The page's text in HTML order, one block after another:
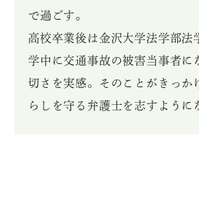
で過ごす。
高校卒業後は金沢大学法学部法
学中に交通事故の被害当事者に
切さを実感。そのことがきっか
らしを守る弁護士を志すように